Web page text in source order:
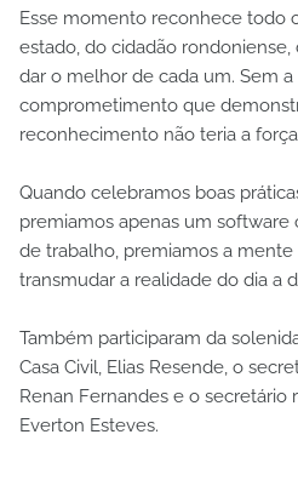
Esse momento reconhece todo
estado, do cidadão
dar o melhor de cada um. Sem
comprometimento que
reconhecimento não teria a
Quando celebramos boas
premiamos apenas um
de trabalho, premiamos a
transmudar a realidade do dia a
Também participaram da
Casa Civil, Elias Resende, o
Renan Fernandes e o secretário
Everton Esteves.